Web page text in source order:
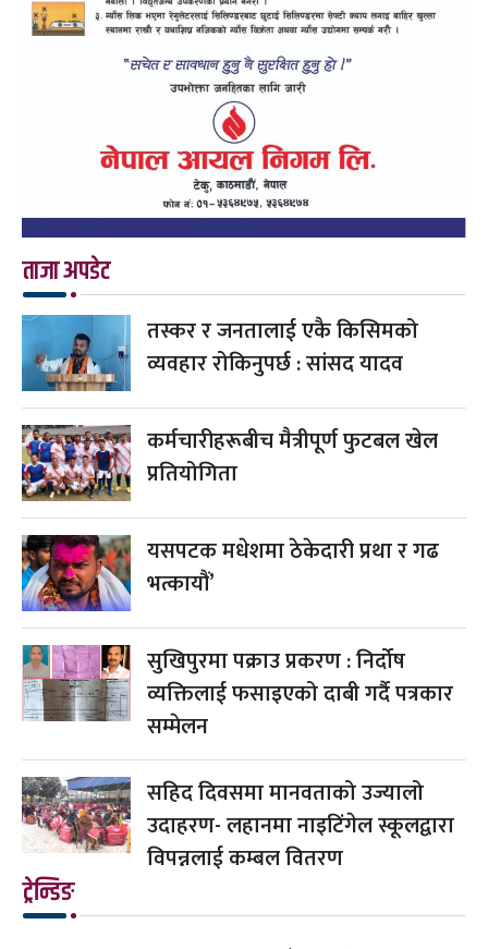
ताजा अपडेट
तस्कर र जनतालाई एकै किसिमको
व्यवहार रोकिनुपर्छ : सांसद यादव
कर्मचारीहरूबीच मैत्रीपूर्ण फुटबल खेल
प्रतियोगिता
यसपटक मधेशमा ठेकेदारी प्रथा र गढ
भत्कायौं’
सुखिपुरमा पक्राउ प्रकरण : निर्दोष
व्यक्तिलाई फसाइएको दाबी गर्दै पत्रकार
सम्मेलन
सहिद दिवसमा मानवताको उज्यालो
उदाहरण- लहानमा नाइटिंगेल स्कूलद्वारा
विपन्नलाई कम्बल वितरण
ट्रेन्डिङ